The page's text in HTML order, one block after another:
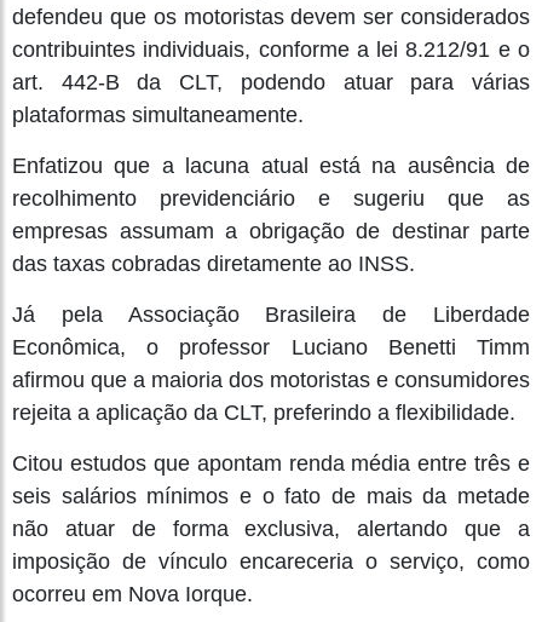
defendeu que os motoristas devem ser considerados
contribuintes individuais, conforme a lei 8.212/91 e o
art. 442-B da CLT, podendo atuar para várias
plataformas simultaneamente.
Enfatizou que a lacuna atual está na ausência de
recolhimento previdenciário e sugeriu que as
empresas assumam a obrigação de destinar parte
das taxas cobradas diretamente ao INSS.
Já pela Associação Brasileira de Liberdade
Econômica, o professor Luciano Benetti Timm
afirmou que a maioria dos motoristas e consumidores
rejeita a aplicação da CLT, preferindo a flexibilidade.
Citou estudos que apontam renda média entre três e
seis salários mínimos e o fato de mais da metade
não atuar de forma exclusiva, alertando que a
imposição de vínculo encareceria o serviço, como
ocorreu em Nova Iorque.